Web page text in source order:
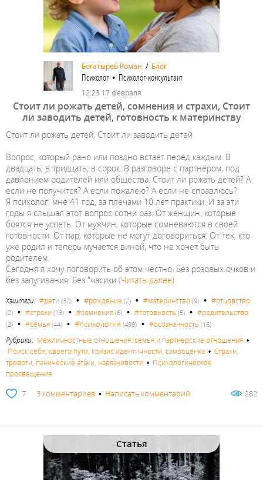
Богатырев Роман / Блог
Психолог • Психолог-консультант
12:23 17 февраля
Стоит ли рожать детей, сомнения и страхи, Стоит
ли заводить детей, готовность к материнству
Стоит ли рожать детей, Стоит ли заводить детей
Вопрос, который рано или поздно встаёт перед каждым. В
двадцать, в тридцать, в сорок. В разговоре с партнёром, под
давлением родителей или общества. Стоит ли рожать детей? А
если не получится? А если пожалею? А если не справлюсь?
Я психолог, мне 41 год, за плечами 10 лет практики. И за эти
годы я слышал этот вопрос сотни раз. От женщин, которые
боятся не успеть. От мужчин, которые сомневаются в своей
готовности. От пар, которые не могут договориться. От тех, кто
уже родил и теперь мучается виной, что не хочет быть
родителем.
Сегодня я хочу поговорить об этом честно. Без розовых очков и
без запугивания. Без "часики (Читать далее)
Хэштеги: #дети (32) • #рождение (2) • #материнство (9) • #отцовство
(2) • #страхи (13) • #сомнения (6) • #готовность (5) • #родительство
(2) • #семья (44) • #психология (499) • #осознанность (16)
Рубрики: Межличностные отношения: семья и партнерские отношения •
Поиск себя, своего пути, кризис идентичности, самооценка • Страхи,
тревоги, панические атаки, навязчивости • Психологическое
просвещение
7 3 комментариев • Написать комментарий 282
Статья